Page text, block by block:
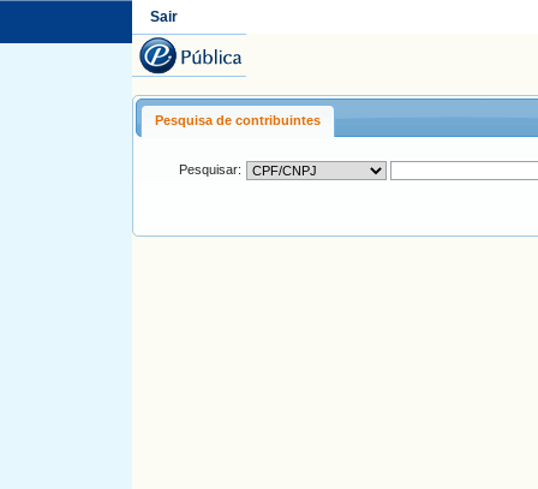
Sair
Pesquisa de contribuintes
Pesquisar: